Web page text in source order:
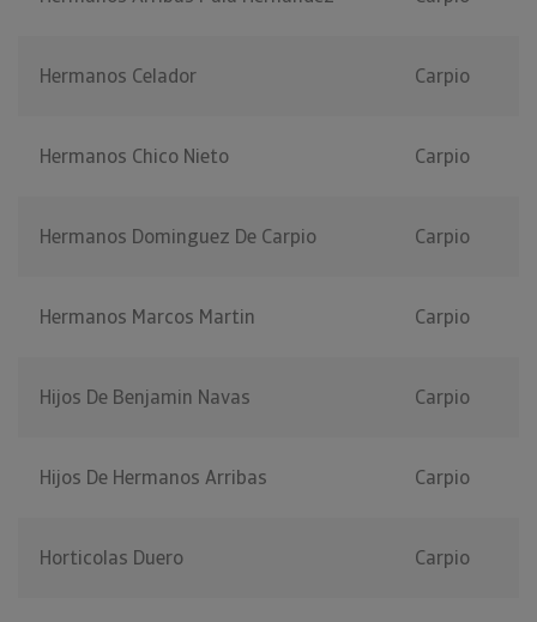
Hermanos Celador Carpio
Hermanos Chico Nieto Carpio
Hermanos Dominguez De Carpio Carpio
Hermanos Marcos Martin Carpio
Hijos De Benjamin Navas Carpio
Hijos De Hermanos Arribas Carpio
Horticolas Duero Carpio